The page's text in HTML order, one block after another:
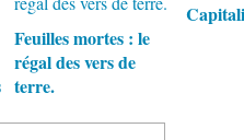
Feuilles mortes : le
régal des vers de
terre.